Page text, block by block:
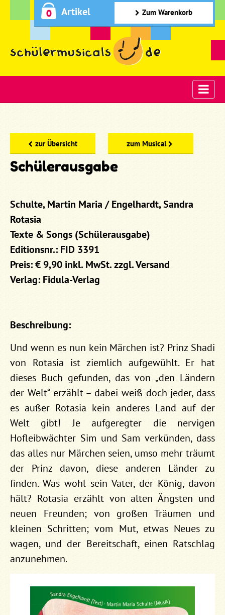
0 Artikel Zum Warenkorb
zur Übersicht zum Musical
Schülerausgabe
Schulte, Martin Maria / Engelhardt, Sandra
Rotasia
Texte & Songs (Schülerausgabe)
Editionsnr.: FID 3391
Preis: € 9,90 inkl. MwSt. zzgl. Versand
Verlag: Fidula-Verlag
Beschreibung:
Und wenn es nun kein Märchen ist? Prinz Shadi
von Rotasia ist ziemlich aufgewühlt. Er hat
dieses Buch gefunden, das von „den Ländern
der Welt“ erzählt – dabei weiß doch jeder, dass
es außer Rotasia kein anderes Land auf der
Welt gibt! Je aufgeregter die nervigen
Hofleibwächter Sim und Sam verkünden, dass
das alles nur Märchen seien, umso mehr träumt
der Prinz davon, diese anderen Länder zu
finden. Was wohl sein Vater, der König, davon
hält? Rotasia erzählt von alten Ängsten und
neuen Freunden; von großen Träumen und
kleinen Schritten; vom Mut, etwas Neues zu
wagen, und der Bereitschaft, einen Ratschlag
anzunehmen.